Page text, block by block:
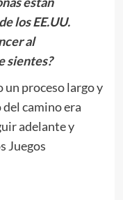
los EE.UU.
al
sientes?
un proceso largo y
camino era
adelante y
Juegos